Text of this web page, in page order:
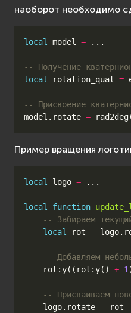
наоборот необходимо
local model = ...
-- Получение
local
rotation_quat =
-- Присвоение
model . rotate = rad2deg
Пример вращения
local logo = ...
local function
-- Забираем
local
rot = logo.
-- Добавляем
rot : y(( rot : y() + 1
-- Присваиваем
logo. rotate =
rot